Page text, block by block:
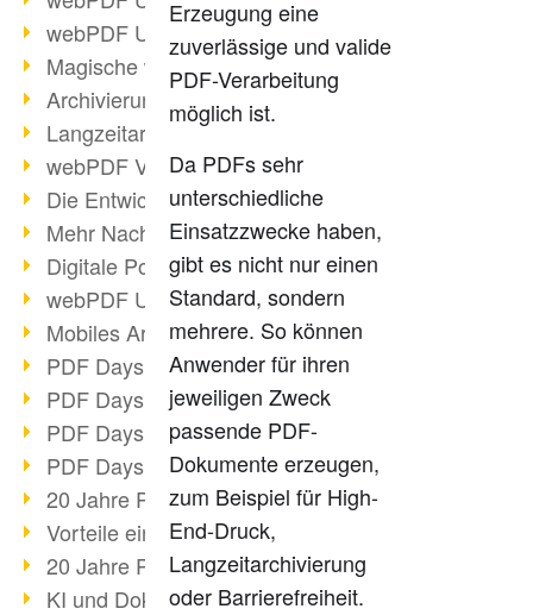
webPDF Update 9.0.0.2732
Magische webPDF Version 9
Archivierung: Aufbewahrungsfristen
Langzeitarchivierung mit PDF/A
webPDF Video - Behind the Scenes
Die Entwicklung von PDF/X
Mehr Nachhaltigkeit durch PDF
Digitale Post als PDF/A
webPDF Update 8.0.0.2531
Mobiles Arbeiten mit PDF
PDF Days 2022 Themenblock 3
PDF Days 2022 Themenblock 2
PDF Days 2022 Themenblock 1
PDF Days Europe 2022
20 Jahre PDF/X (Teil 3)
Vorteile einer PDF-Businesslösung
20 Jahre PDF/X (Teil 2)
KI und Dokumenten-Management
Erzeugung eine
zuverlässige und valide
PDF-Verarbeitung
möglich ist.
Da PDFs sehr
unterschiedliche
Einsatzzwecke haben,
gibt es nicht nur einen
Standard, sondern
mehrere. So können
Anwender für ihren
jeweiligen Zweck
passende PDF-
Dokumente erzeugen,
zum Beispiel für High-
End-Druck,
Langzeitarchivierung
oder Barrierefreiheit.